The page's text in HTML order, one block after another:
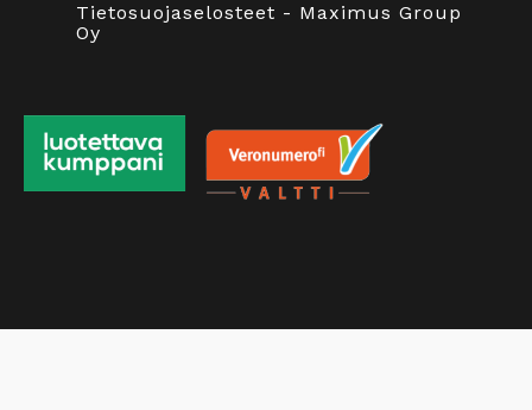
Tietosuojaselosteet - Maximus Group
Oy